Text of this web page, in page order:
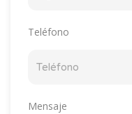
Teléfono
Mensaje